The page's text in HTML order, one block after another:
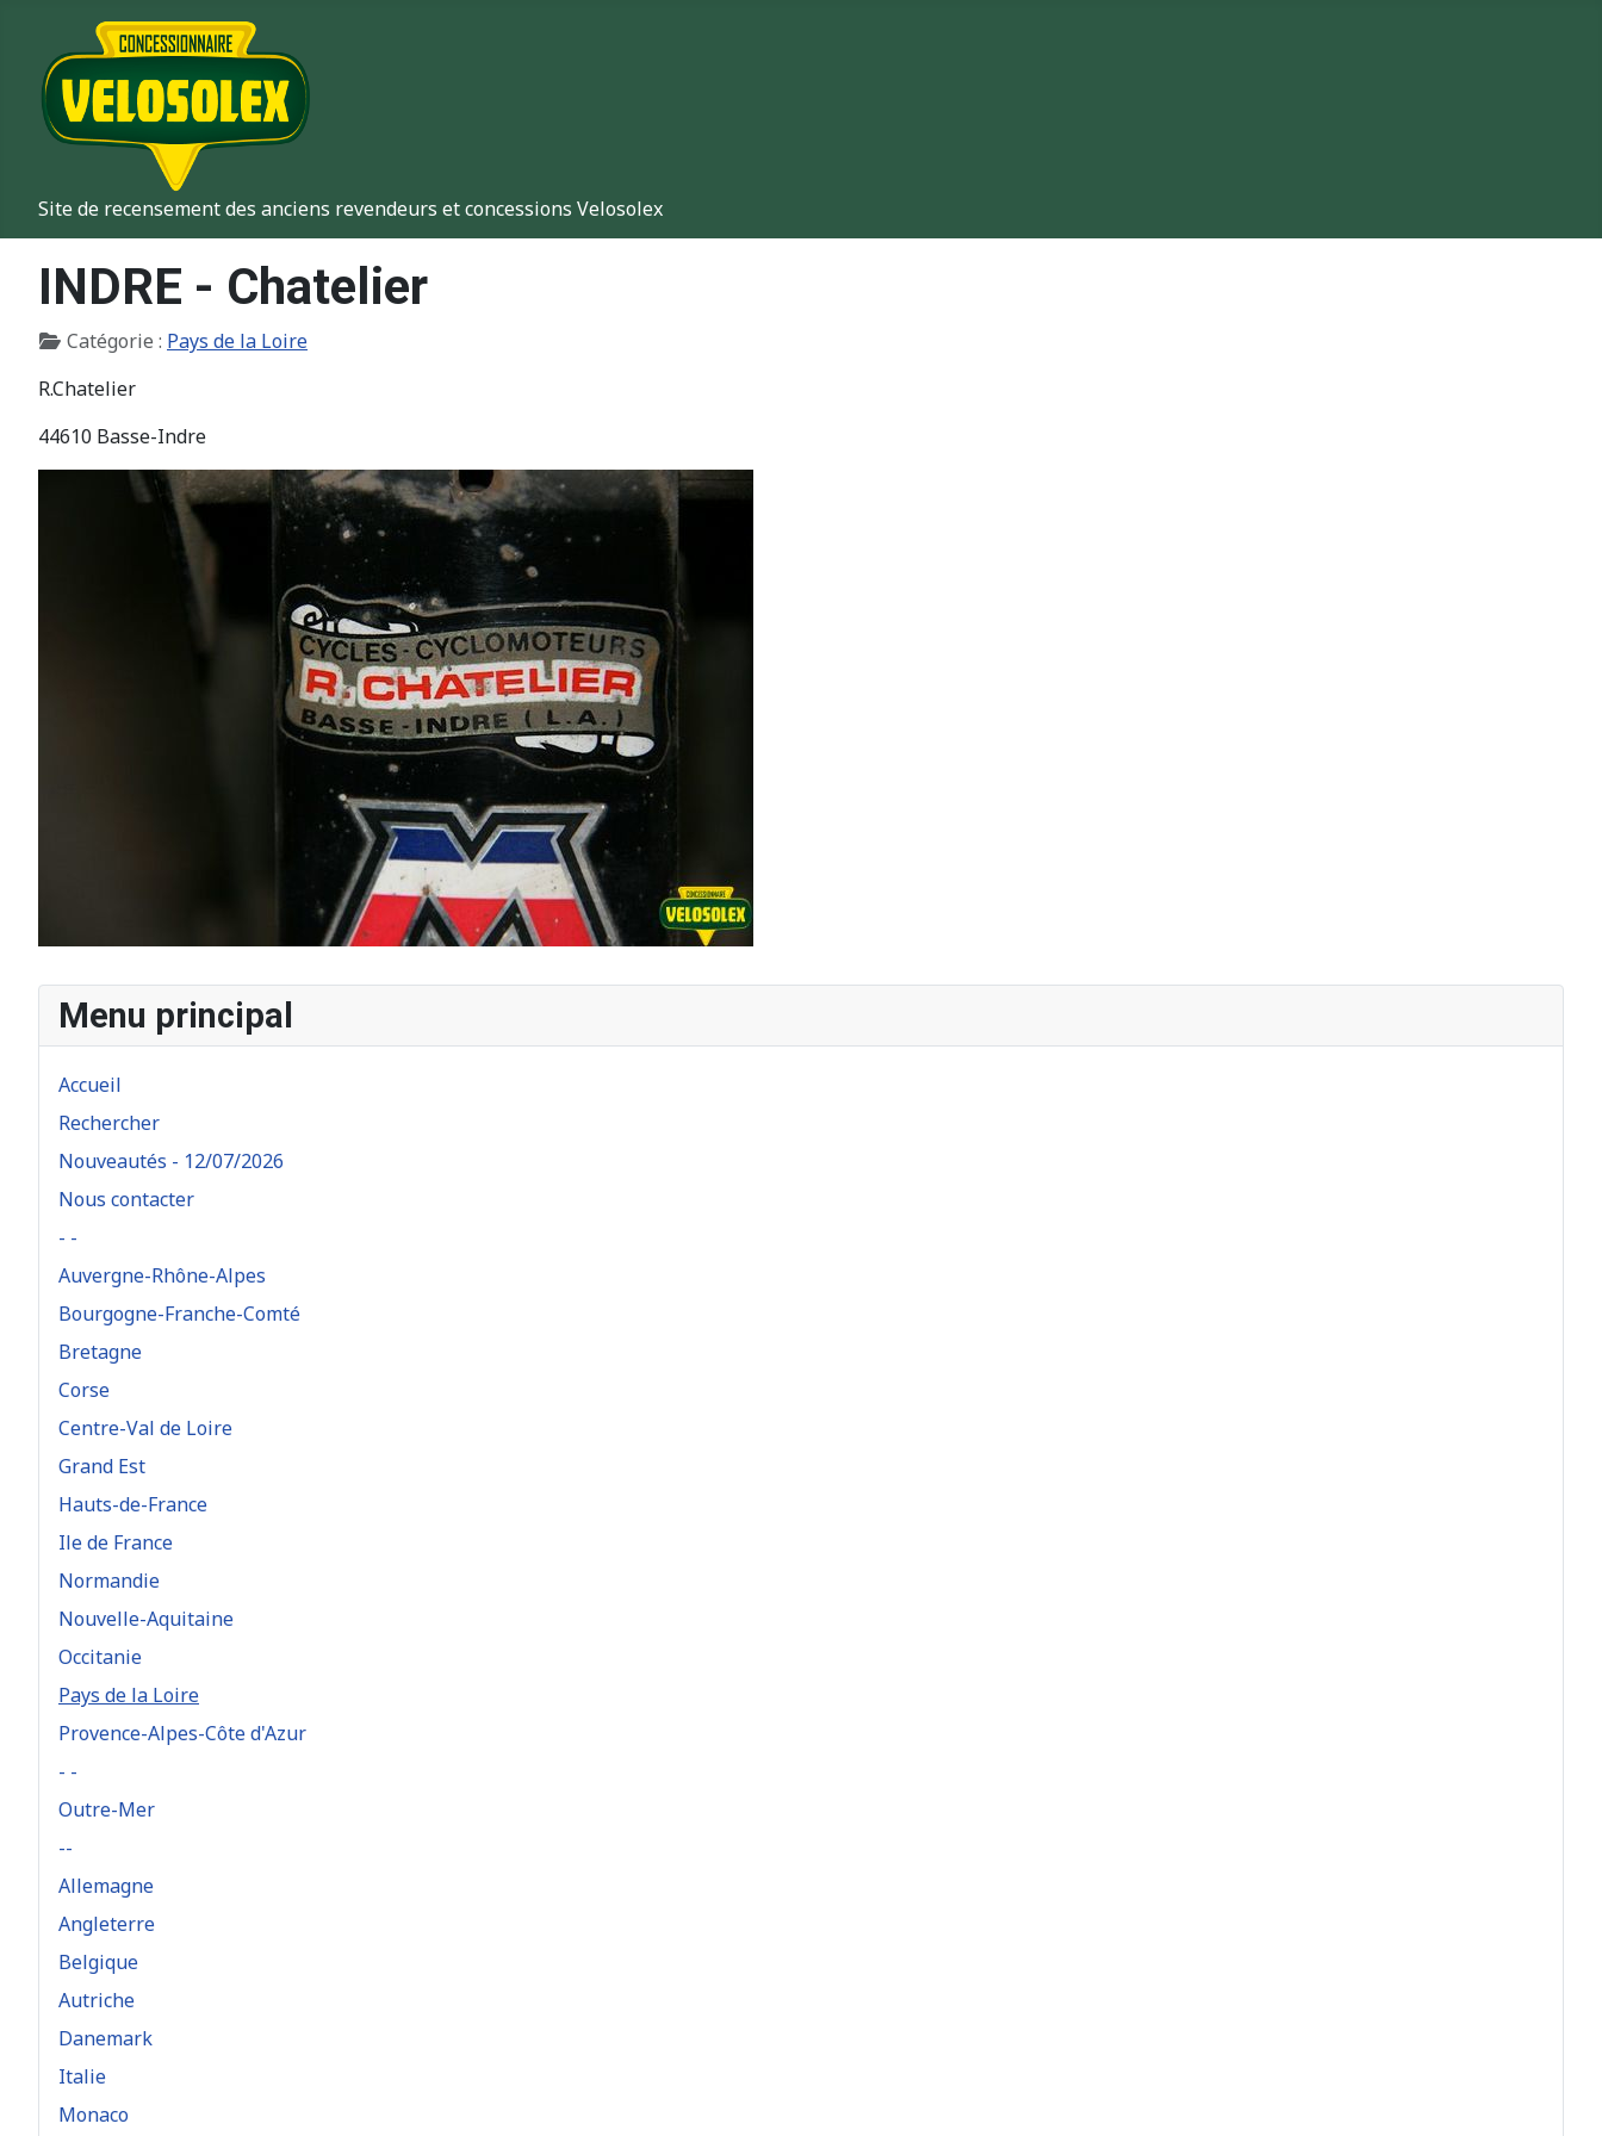
Site de recensement des anciens revendeurs et concessions Velosolex
Menu principal
Accueil
Rechercher
Nouveautés - 12/07/2026
Nous contacter
- -
Auvergne-Rhône-Alpes
Bourgogne-Franche-Comté
Bretagne
Corse
Centre-Val de Loire
Grand Est
Hauts-de-France
Ile de France
Normandie
Nouvelle-Aquitaine
Occitanie
Pays de la Loire
Provence-Alpes-Côte d'Azur
- -
Outre-Mer
--
Allemagne
Angleterre
Belgique
Autriche
Danemark
Italie
Monaco
INDRE - Chatelier
Détails
Catégorie : Pays de la Loire
R.Chatelier
44610 Basse-Indre